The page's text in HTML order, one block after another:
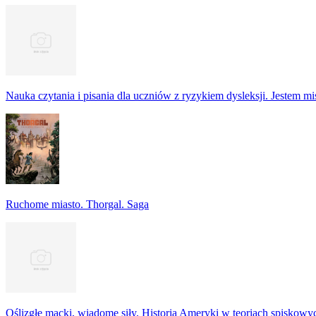
Nauka czytania i pisania dla uczniów z ryzykiem dysleksji. Jestem
Ruchome miasto. Thorgal. Saga
Oślizgłe macki, wiadome siły. Historia Ameryki w teoriach